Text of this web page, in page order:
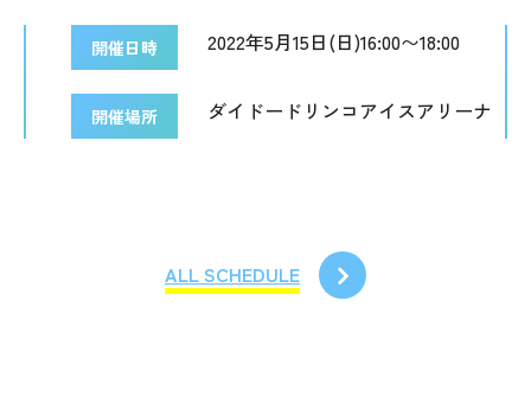
開催日時 2022年5月15日(日)16:00〜18:00
開催場所 ダイドードリンコアイスアリーナ
ALL SCHEDULE